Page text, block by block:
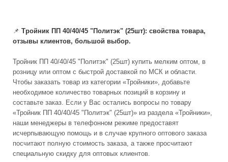
📌 Тройник ПП 40/40/45 "Политэк" (25шт): свойства товара,
отзывы клиентов, большой выбор.
Тройник ПП 40/40/45 "Политэк" (25шт) купить мелким оптом, в
розницу или оптом с быстрой доставкой по МСК и области.
Чтобы заказать товар из категории «Тройники», добавьте
необходимое количество товарных позиций в корзину и
составьте заказ. Если у Вас остались вопросы по товару
«Тройник ПП 40/40/45 "Политэк" (25шт)» из раздела «Тройники»,
наши менеджеры в телефонном режиме предоставят
исчерпывающую помощь и в случае крупного оптового заказа
посчитают полную стоимость заказа, а также просчитают
специальную скидку для оптовых клиентов.